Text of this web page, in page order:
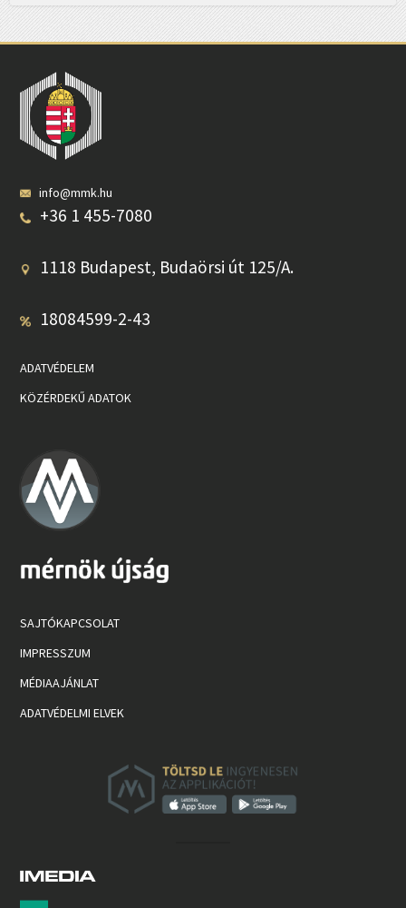
info@mmk.hu
+36 1 455-7080
1118 Budapest, Budaörsi út 125/A.
18084599-2-43
ADATVÉDELEM
KÖZÉRDEKŰ ADATOK
SAJTÓKAPCSOLAT
IMPRESSZUM
MÉDIAAJÁNLAT
ADATVÉDELMI ELVEK